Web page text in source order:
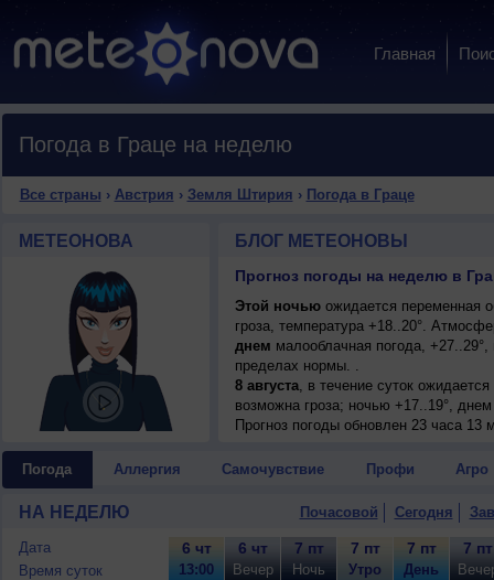
Главная
Погода в Граце на неделю
Все страны › Австрия › Земля Штирия › Погода в Граце
МЕТЕОНОВА БЛОГ МЕТЕОНОВЫ
Прогноз погоды на неделю в
Этой ночьюожидается переменная
гроза, температура +18..20°.
днем малооблачная погода,
пределах нормы. .
8 августа, в течение суток
возможна гроза; ночью +17..19°,
Прогноз погоды обновлен 23 часа 13
Погода Аллергия Самочувствие Профи Агро
НА НЕДЕЛЮ Почасовой Сегодня
Дата
Время суток
6 чт
13:00
6 чт
Вечер
7 пт
Ночь
7 пт
Утро
7 пт
День
7 пт